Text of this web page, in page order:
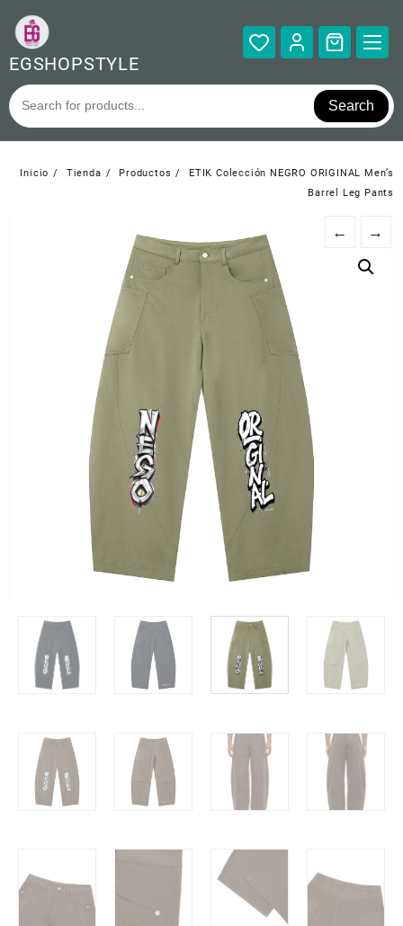
contenido
EGSHOPSTYLE
Search
Inicio Tienda Productos
ETIK Colección NEGRO ORIGINAL Men’s
Barrel Leg Pants
← →